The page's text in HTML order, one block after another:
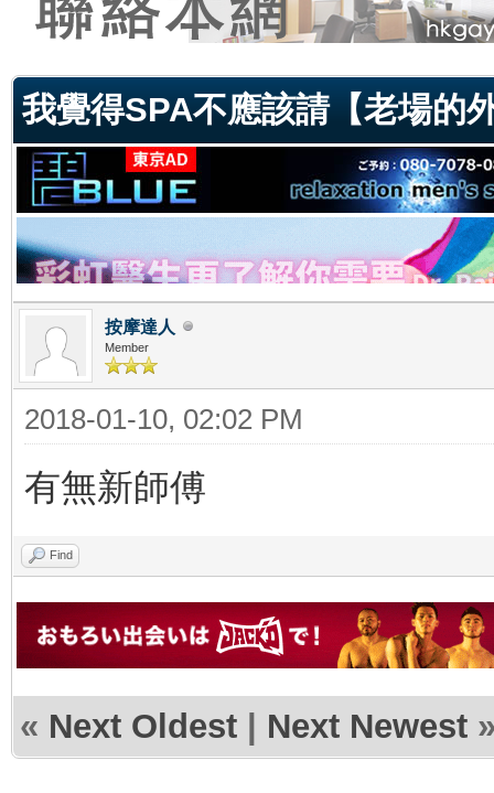
我覺得SPA不應該請【老場的
按摩達人
Member
2018-01-10, 02:02 PM
有無新師傅
Find
« Next Oldest | Next Newest